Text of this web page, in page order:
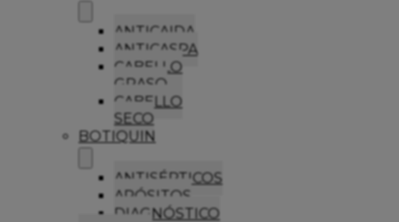
ANTICAIDA
ANTICASPA
CABELLO
GRASO
CABELLO
SECO
BOTIQUIN
ANTISÉPTICOS
APÓSITOS
DIAGNÓSTICO